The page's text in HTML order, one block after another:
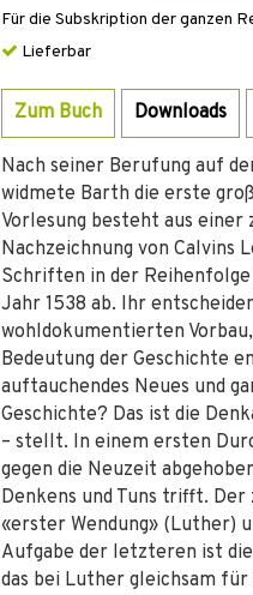
Für die Subskription der ganzen
Lieferbar
Zum Buch Downloads
Nach seiner Berufung auf
widmete Barth die erste
Vorlesung besteht aus
Nachzeichnung von Calvins
Schriften in der
Jahr 1538 ab. Ihr
wohldokumentierten
Bedeutung der Geschichte
auftauchendes Neues und
Geschichte? Das ist die
– stellt. In einem ersten
gegen die Neuzeit
Denkens und Tuns trifft.
«erster Wendung» (Luther)
Aufgabe der letzteren ist
das bei Luther gleichsam